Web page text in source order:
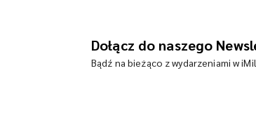
Dołącz do naszego
Bądź na bieżąco z wydarzeniami w